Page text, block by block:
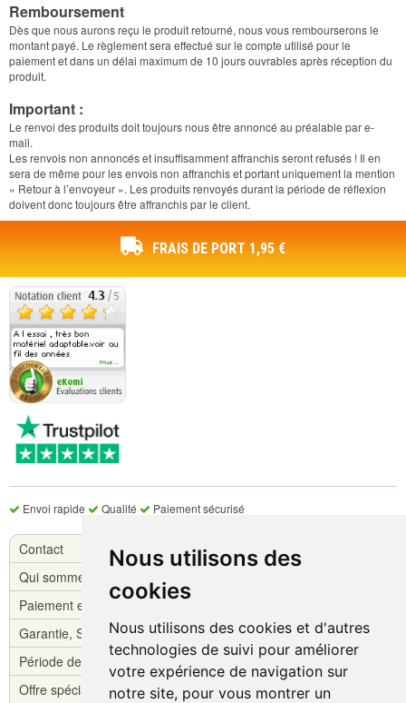
Nous utilisons des
cookies
Nous utilisons des cookies et d'autres
technologies de suivi pour améliorer
votre expérience de navigation sur
notre site, pour vous montrer un
Remboursement
Dès que nous aurons reçu le produit retourné, nous vous rembourserons le
montant payé. Le règlement sera effectué sur le compte utilisé pour le
paiement et dans un délai maximum de 10 jours ouvrables après réception du
produit.
Important :
Le renvoi des produits doit toujours nous être annoncé au préalable par e-
mail.
Les renvois non annoncés et insuffisamment affranchis seront refusés ! Il en
sera de même pour les envois non affranchis et portant uniquement la mention
« Retour à l’envoyeur ». Les produits renvoyés durant la période de réflexion
doivent donc toujours être affranchis par le client.
FRAIS DE PORT 1,95 €
Envoi rapide Qualité Paiement sécurisé
Contact
Qui sommes-nous ?
Paiement et livraison
Garantie, S.A.V.
Période de réflexion
Offre spéciale !